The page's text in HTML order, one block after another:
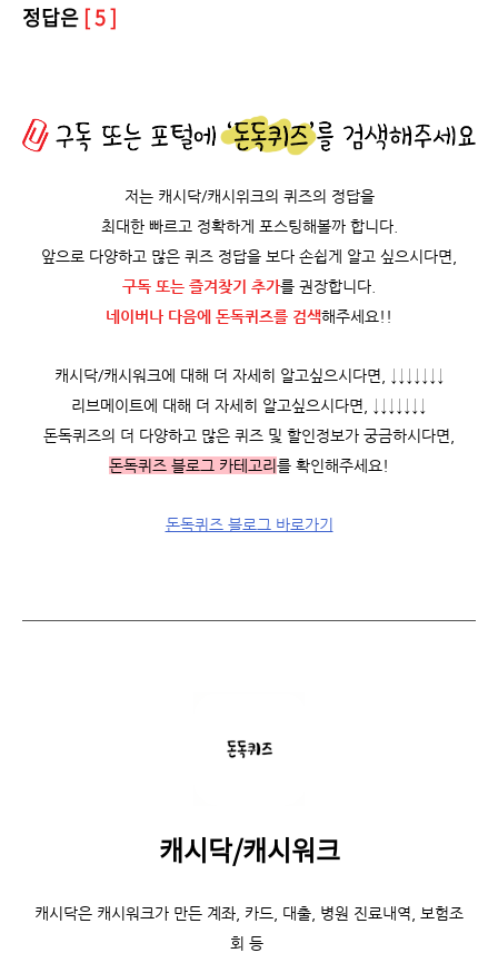
정답은 [ 5 ]
저는 캐시닥/캐시위크의 퀴즈의 정답을
최대한 빠르고 정확하게 포스팅해볼까 합니다.
앞으로 다양하고 많은 퀴즈 정답을 보다 손쉽게 알고 싶으시다면,
구독 또는 즐겨찾기 추가를 권장합니다.
네이버나 다음에 돈독퀴즈를 검색해주세요!!
캐시닥/캐시워크에 대해 더 자세히 알고싶으시다면, ↓↓↓↓↓↓↓
리브메이트에 대해 더 자세히 알고싶으시다면, ↓↓↓↓↓↓↓
돈독퀴즈의 더 다양하고 많은 퀴즈 및 할인정보가 궁금하시다면,
돈독퀴즈 블로그 카테고리를 확인해주세요!
돈독퀴즈 블로그 바로가기
캐시닥/캐시워크
캐시닥은 캐시워크가 만든 계좌, 카드, 대출, 병원 진료내역, 보험조
회 등